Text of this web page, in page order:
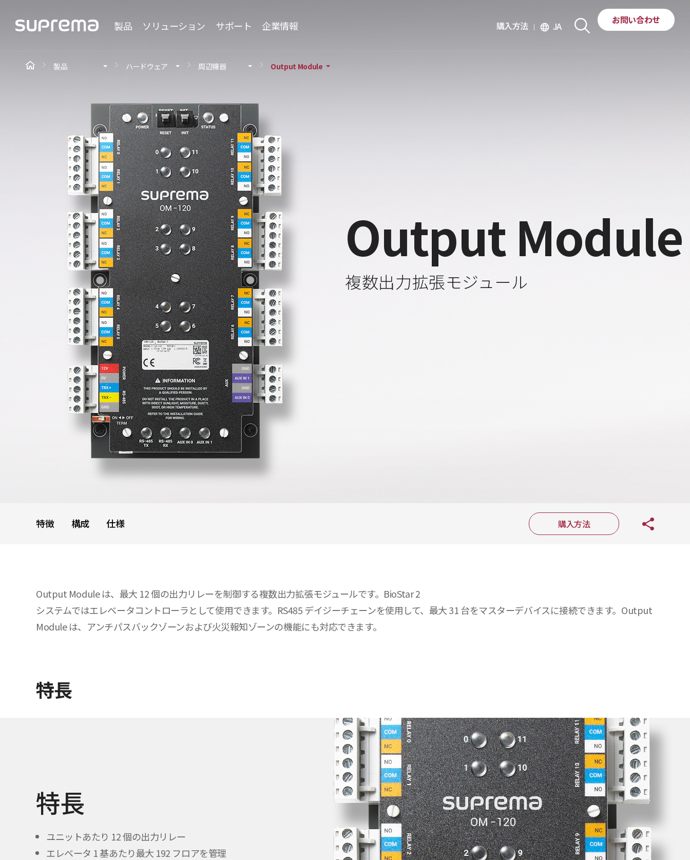
製品 ソリューション サポート 企業情報 購入方法 language JA
お問い合わせ
Output Module
複数出力拡張モジュール
製品 ハードウェア 周辺機器 Output Module
特徴 構成 仕様 購入方法
Output Module は、最大 12 個の出力リレーを制御する複数出力拡張モジュールです。BioStar 2
システムではエレベータコントローラとして使用できます。RS485 デイジーチェーンを使用して、最大 31 台をマスターデバイスに接続できます。Output
Module は、アンチパスバックゾーンおよび火災報知ゾーンの機能にも対応できます。
特長
特長
ユニットあたり 12 個の出力リレー
エレベータ 1 基あたり最大 192 フロアを管理